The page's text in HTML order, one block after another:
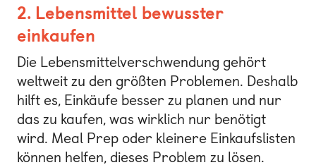
2. Lebensmittel bewusster
einkaufen
Die Lebensmittelverschwendung gehört
weltweit zu den größten Problemen. Deshalb
hilft es, Einkäufe besser zu planen und nur
das zu kaufen, was wirklich nur benötigt
wird. Meal Prep oder kleinere Einkaufslisten
können helfen, dieses Problem zu lösen.